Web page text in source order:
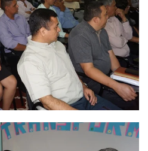
Ver